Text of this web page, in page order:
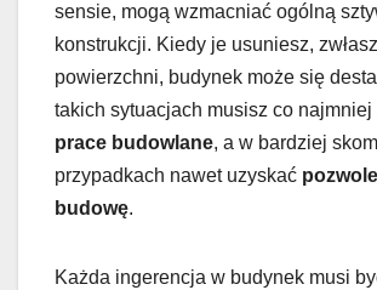
sensie, mogą wzmacniać ogólną
konstrukcji. Kiedy je usuniesz,
powierzchni, budynek może się
takich sytuacjach musisz co najmniej
prace budowlane, a w bardziej
przypadkach nawet uzyskać
budowę.
Każda ingerencja w budynek musi